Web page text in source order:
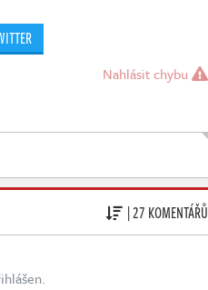
Nahlásit chybu
| 27 KOMENTÁŘŮ